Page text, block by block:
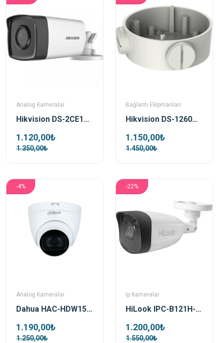
Analog Kameralar
Hikvision DS-2CE17D0T-IT3F TVI 2Mp 2.8Mm Bullet Kamera
1.120,00₺
1.350,00₺
Bağlantı Ekipmanları
Hikvision DS-1260ZJ Bullet Kamera Montaj Aparatı
1.150,00₺
1.450,00₺
-4%
Analog Kameralar
Dahua HAC-HDW1500TRQP-0280B-S2 5 MP 2.8mm IR Dome Analog Güvenlik Kamerası
1.190,00₺
1.250,00₺
-22%
Ip Kameralar
HiLook IPC-B121H-F H 2 MP 4mm Bullet IP Güvenlik Kamerası
1.200,00₺
1.550,00₺